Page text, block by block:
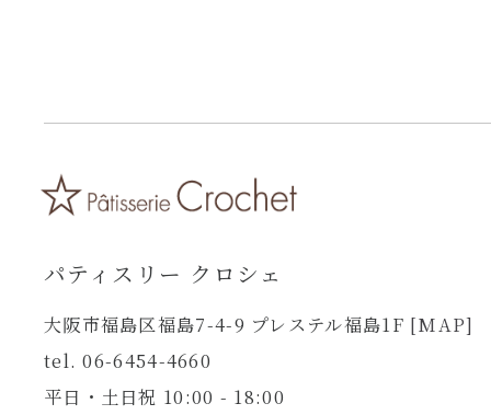
パティスリー クロシェ
大阪市福島区福島7-4-9 プレステル福島1F [MAP]
tel. 06-6454-4660
平日・土日祝 10:00 - 18:00